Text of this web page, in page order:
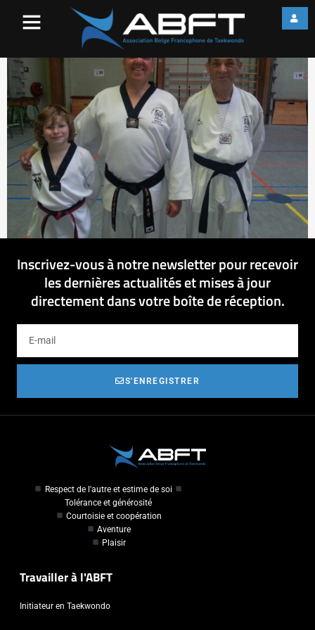
Inscrivez-vous à notre newsletter pour recevoir
les dernières actualités et mises à jour
directement dans votre boîte de réception.
S'ENREGISTRER
Respect de l'autre et estime de soi
Tolérance et générosité
Courtoisie et coopération
Aventure
Plaisir
Travailler à l'ABFT
Initiateur en Taekwondo